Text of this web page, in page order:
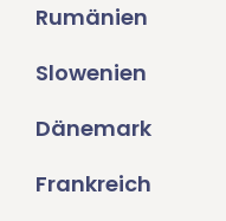
Rumänien
Slowenien
Dänemark
Frankreich